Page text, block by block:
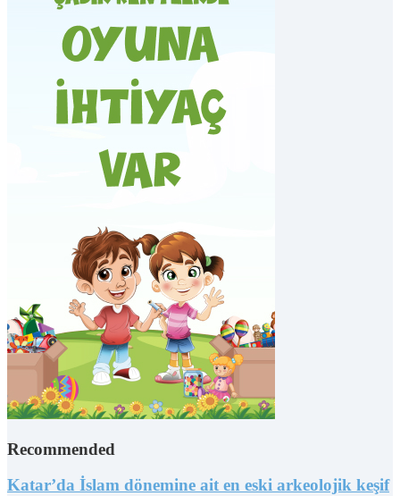
Recommended
Katar’da İslam dönemine ait en eski arkeolojik keşif